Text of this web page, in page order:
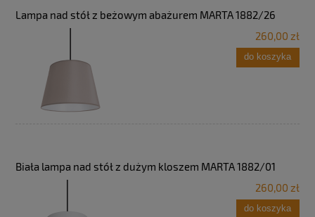
Lampa nad stół z beżowym abażurem MARTA 1882/26
260,00 zł
do koszyka
Biała lampa nad stół z dużym kloszem MARTA 1882/01
260,00 zł
do koszyka